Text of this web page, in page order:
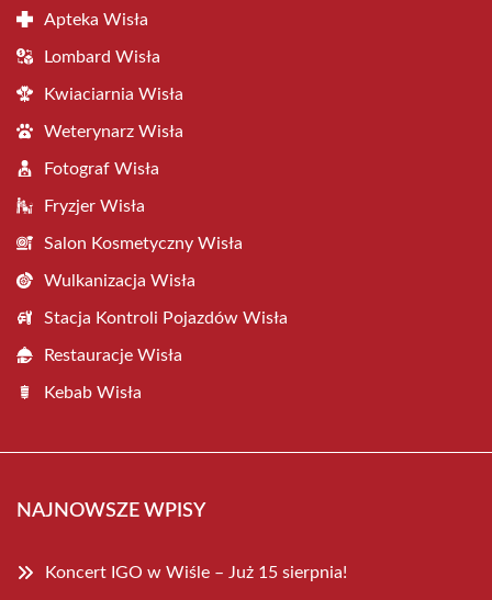
Apteka Wisła
Lombard Wisła
Kwiaciarnia Wisła
Weterynarz Wisła
Fotograf Wisła
Fryzjer Wisła
Salon Kosmetyczny Wisła
Wulkanizacja Wisła
Stacja Kontroli Pojazdów Wisła
Restauracje Wisła
Kebab Wisła
NAJNOWSZE WPISY
Koncert IGO w Wiśle – Już 15 sierpnia!